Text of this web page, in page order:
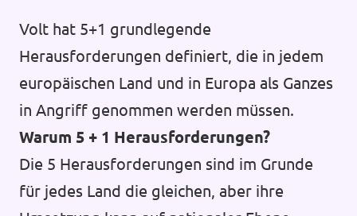
Volt hat 5+1 grundlegende
Herausforderungen definiert, die in jedem
europäischen Land und in Europa als Ganzes
in Angriff genommen werden müssen.
Warum 5 + 1 Herausforderungen?
Die 5 Herausforderungen sind im Grunde
für jedes Land die gleichen, aber ihre